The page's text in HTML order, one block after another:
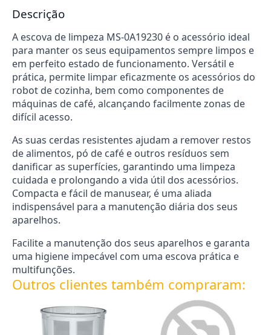
Descrição
A escova de limpeza MS-0A19230 é o acessório ideal
para manter os seus equipamentos sempre limpos e
em perfeito estado de funcionamento. Versátil e
prática, permite limpar eficazmente os acessórios do
robot de cozinha, bem como componentes de
máquinas de café, alcançando facilmente zonas de
difícil acesso.
As suas cerdas resistentes ajudam a remover restos
de alimentos, pó de café e outros resíduos sem
danificar as superfícies, garantindo uma limpeza
cuidada e prolongando a vida útil dos acessórios.
Compacta e fácil de manusear, é uma aliada
indispensável para a manutenção diária dos seus
aparelhos.
Facilite a manutenção dos seus aparelhos e garanta
uma higiene impecável com uma escova prática e
multifunções.
Outros clientes também compraram: